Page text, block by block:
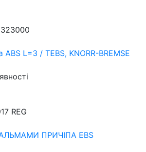
АBS L=3 / TEBS, KNORR-BREMSE
REG
ПРИЧІПА EBS